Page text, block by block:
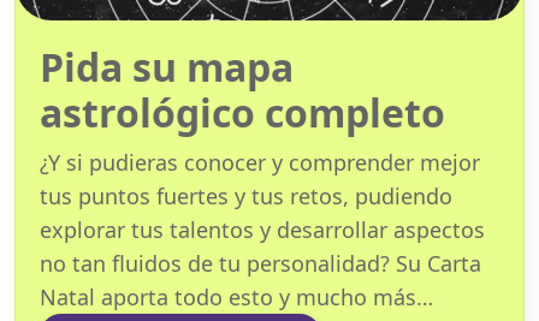
Pida su mapa
astrológico completo
¿Y si pudieras conocer y comprender mejor
tus puntos fuertes y tus retos, pudiendo
explorar tus talentos y desarrollar aspectos
no tan fluidos de tu personalidad? Su Carta
Natal aporta todo esto y mucho más…